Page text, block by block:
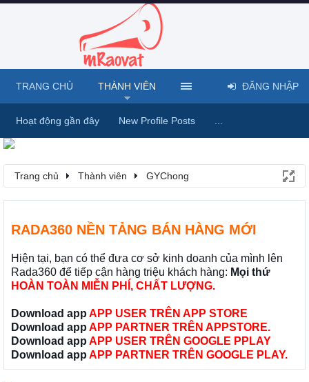
Trang chủ Thành viên GYChong
RADA360 NỀN TẢNG BÁN HÀNG MỚI
Hiện tại, bạn có thể đưa cơ sở kinh doanh của mình lên
Rada360 để tiếp cận hàng triệu khách hàng: Mọi thứ
HOÀN TOÀN MIỄN PHÍ, CHẤT LƯỢNG.
Download app APP USER TRÊN APP STORE
Download app APP PARTNER TRÊN APPSTORE.
Download app APP USER TRÊN GOOGLE PPLAY
Download app APP PARTNER TRÊN GOOGLE PLAY.
TRANG CHỦ THÀNH VIÊN
Hoạt động gần đây New Profile Posts
ĐĂNG NHẬP